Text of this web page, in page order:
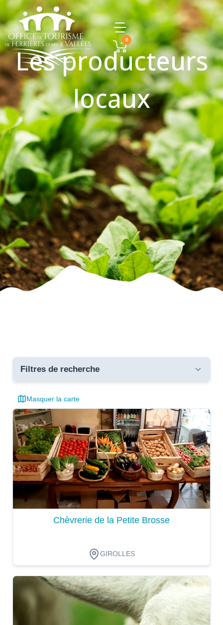
0
Les producteurs
locaux
Filtres de recherche
Toutes les communes
critères
Masquer la carte
Chèvrerie de la Petite Brosse
GIROLLES
Dégustation